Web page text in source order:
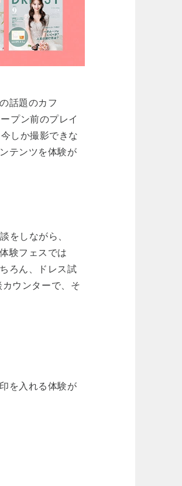
話題のカフ
プン前のプレイ
しか撮影できな
テンツを体験が
をしながら、
験フェスでは
ろん、ドレス試
ウンターで、そ
を入れる体験が